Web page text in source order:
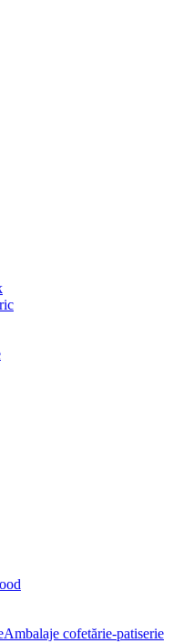
Ambalaje cofetărie-patiserie